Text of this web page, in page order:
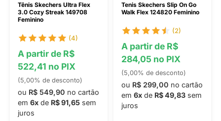
Tênis Skechers Ultra Flex
3.0 Cozy Streak 149708
Feminino
(4)
A partir de R$
522,41 no PIX
(5,00% de desconto)
ou R$ 549,90 no cartão
em 6x de R$ 91,65 sem
juros
Tenis Skechers Slip On Go
Walk Flex 124820 Feminino
(2)
A partir de R$
284,05 no PIX
(5,00% de desconto)
ou R$ 299,00 no cartão
em 6x de R$ 49,83 sem
juros